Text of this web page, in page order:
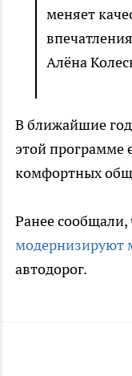
меняет
Алёна
В ближайшие
этой программе
комфортных
Ранее сообщали,
модернизируют
автодорог.